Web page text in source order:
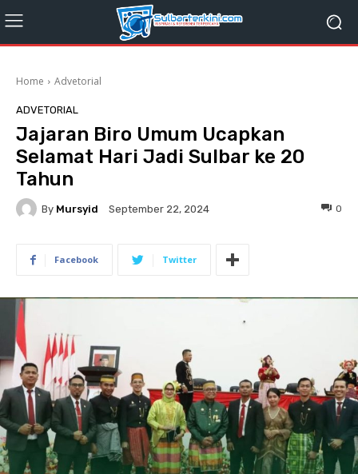
Home Advetorial
ADVETORIAL
Jajaran Biro Umum Ucapkan
Selamat Hari Jadi Sulbar ke 20
Tahun
By Mursyid September 22, 2024 0
Facebook Twitter